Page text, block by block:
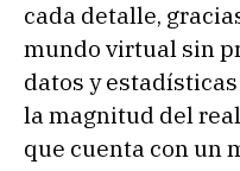
cada detalle,
mundo virtual sin
datos y
la magnitud del
que cuenta con un